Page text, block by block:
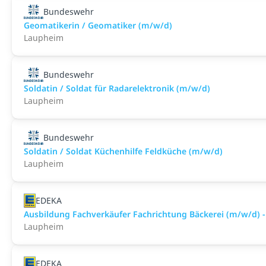
Bundeswehr
Geomatikerin / Geomatiker (m/w/d)
Laupheim
Bundeswehr
Soldatin / Soldat für Radarelektronik (m/w/d)
Laupheim
Bundeswehr
Soldatin / Soldat Küchenhilfe Feldküche (m/w/d)
Laupheim
EDEKA
Ausbildung Fachverkäufer Fachrichtung Bäckerei (m/w/d) -
Laupheim
EDEKA